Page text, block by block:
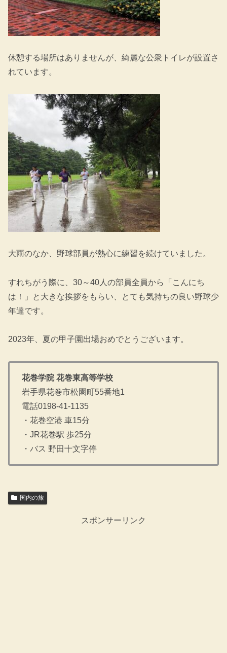
休憩する場所はありませんが、綺麗な公衆トイレが設置さ
れています。
大雨のなか、野球部員が熱心に練習を続けていました。
すれちがう際に、30～40人の部員全員から「こんにち
は！」と大きな挨拶をもらい、とても気持ちの良い野球少
年達です。
2023年、夏の甲子園出場おめでとうございます。
花巻学院 花巻東高等学校
岩手県花巻市松園町55番地1
電話0198-41-1135
・花巻空港 車15分
・JR花巻駅 歩25分
・バス 野田十文字停
国内の旅
スポンサーリンク